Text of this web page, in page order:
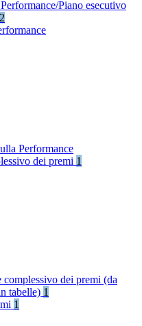
Piano esecutivo
2
Performance
dei premi 1
complessivo dei premi (da
tabelle) 1
1